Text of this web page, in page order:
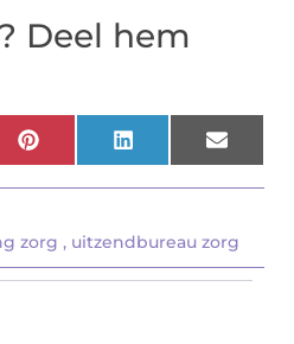
Deel hem
PinterestLinkedInEmail
zorg , uitzendbureau zorg